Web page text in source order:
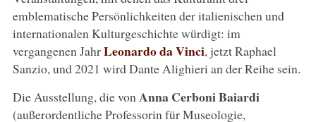
emblematische Persönlichkeiten der italienischen und
internationalen Kulturgeschichte würdigt: im
vergangenen JahrLeonardo da Vinci, jetzt Raphael
Sanzio, und 2021 wird Dante Alighieri an der Reihe sein.
Die Ausstellung, die von Anna Cerboni Baiardi
(außerordentliche Professorin für Museologie,